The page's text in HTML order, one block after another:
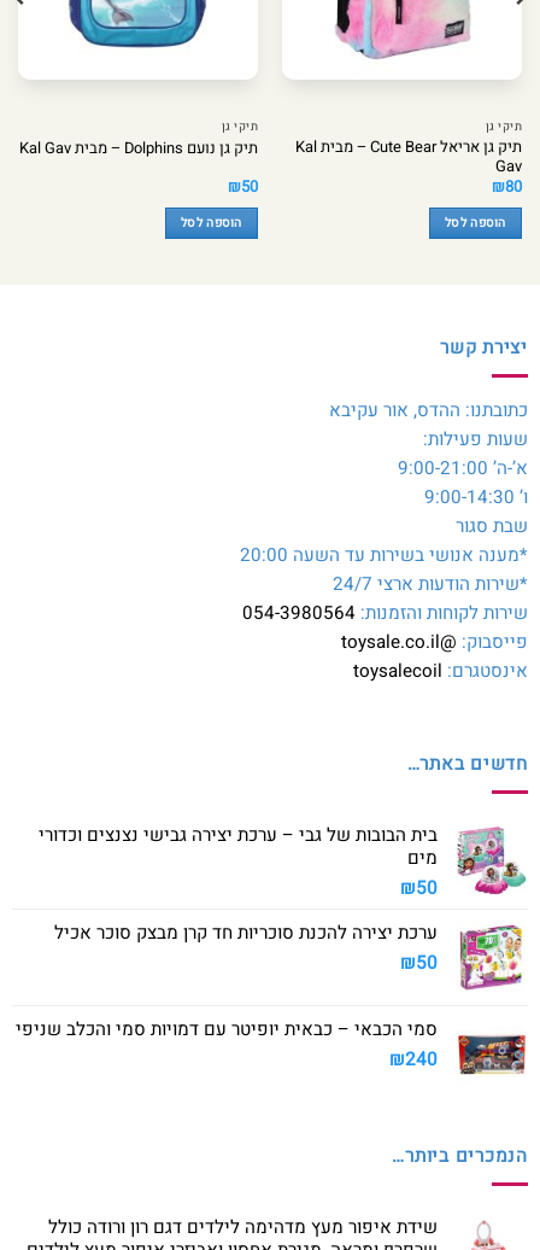
תיקי גן
תיק גן אריאל Cute Bear – מבית Kal
Gav
₪80
הוספה לסל
תיקי גן
תיק גן נועם Dolphins – מבית Kal Gav
₪50
הוספה לסל
יצירת קשר
כתובתנו: ההדס, אור עקיבא
שעות פעילות:
א’-ה’ 9:00-21:00
ו’ 9:00-14:30
שבת סגור
*מענה אנושי בשירות עד השעה 20:00
*שירות הודעות ארצי 24/7
שירות לקוחות והזמנות: 054-3980564
פייסבוק: @toysale.co.il
אינסטגרם: toysalecoil
חדשים באתר…
בית הבובות של גבי – ערכת יצירה גבישי נצנצים וכדורי
מים
₪50
ערכת יצירה להכנת סוכריות חד קרן מבצק סוכר אכיל
₪50
סמי הכבאי – כבאית יופיטר עם דמויות סמי והכלב שניפי
₪240
הנמכרים ביותר…
שידת איפור מעץ מדהימה לילדים דגם רון ורודה כולל